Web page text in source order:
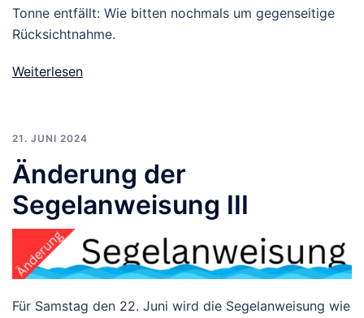
Tonne entfällt: Wie bitten nochmals um gegenseitige
Rücksichtnahme.
Weiterlesen
21. JUNI 2024
Änderung der
Segelanweisung III
Für Samstag den 22. Juni wird die Segelanweisung wie